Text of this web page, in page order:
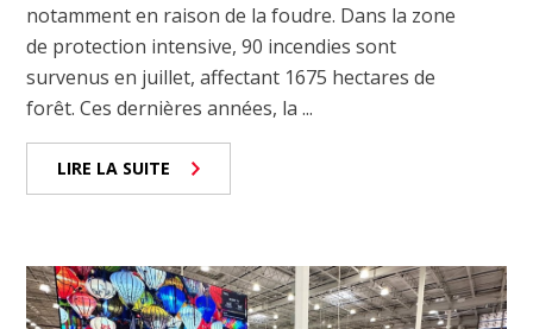
notamment en raison de la foudre. Dans la zone
de protection intensive, 90 incendies sont
survenus en juillet, affectant 1675 hectares de
forêt. Ces dernières années, la ...
LIRE LA SUITE